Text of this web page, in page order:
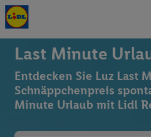
Last Minute
Entdecken Sie Luz Last
Schnäppchenpreis
Minute Urlaub mit Lidl